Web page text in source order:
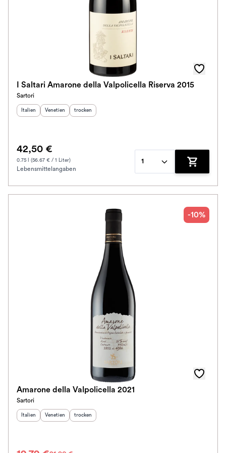
I Saltari Amarone della Valpolicella Riserva 2015
Sartori
Herkunftsland:
Italien Herkunftsregion:
Venetien Geschmack
trocken
42,50 €
0.75 l (56.67 € / 1 Liter)
Lebensmittelangaben
1
Zum
-10%
Amarone della Valpolicella 2021
Sartori
Herkunftsland:
Italien Herkunftsregion:
Venetien Geschmack
trocken